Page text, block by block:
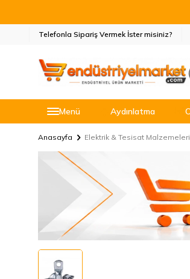
Telefonla Sipariş Vermek İster misiniz?
Menü Aydınlatma
Anasayfa Elektrik & Tesisat Malzemeleri